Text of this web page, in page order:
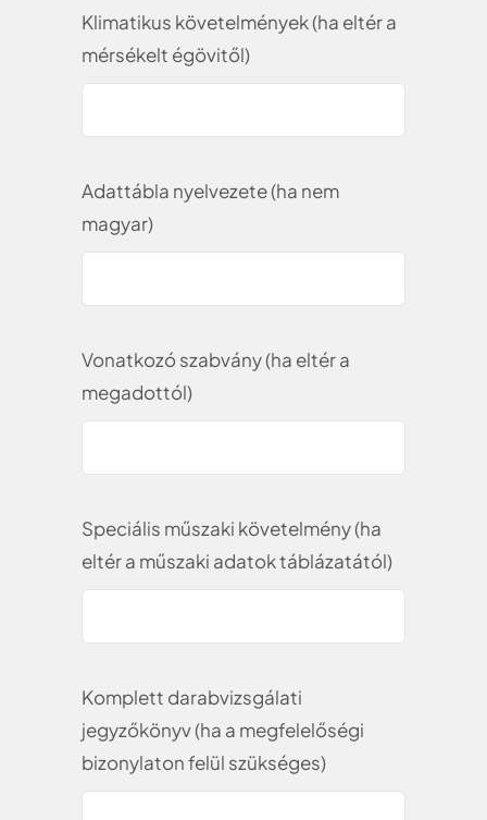
Klimatikus követelmények (ha eltér a
mérsékelt égövitől)
Adattábla nyelvezete (ha nem
magyar)
Vonatkozó szabvány (ha eltér a
megadottól)
Speciális műszaki követelmény (ha
eltér a műszaki adatok táblázatától)
Komplett darabvizsgálati
jegyzőkönyv (ha a megfelelőségi
bizonylaton felül szükséges)